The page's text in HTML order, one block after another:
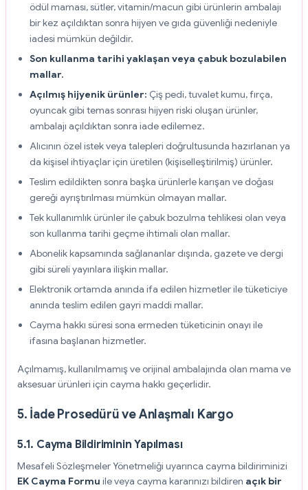
ödül maması, sütler, vitamin/macun gibi ürünlerin ambalajı
bir kez açıldıktan sonra hijyen ve gıda güvenliği nedeniyle
iadesi mümkün değildir.
Son kullanma tarihi yaklaşan veya çabuk bozulabilen
mallar.
Açılmış hijyenik ürünler: Çiş pedi, tuvalet kumu, fırça,
oyuncak gibi temas sonrası hijyen riski oluşan ürünler,
ambalajı açıldıktan sonra iade edilemez.
Alıcının özel istek veya talepleri doğrultusunda hazırlanan ya
da kişisel ihtiyaçlar için üretilen (kişiselleştirilmiş) ürünler.
Teslim edildikten sonra başka ürünlerle karışan ve doğası
gereği ayrıştırılması mümkün olmayan mallar.
Tek kullanımlık ürünler ile çabuk bozulma tehlikesi olan veya
son kullanma tarihi geçme ihtimali olan mallar.
Abonelik kapsamında sağlananlar dışında, gazete ve dergi
gibi süreli yayınlara ilişkin mallar.
Elektronik ortamda anında ifa edilen hizmetler ile tüketiciye
anında teslim edilen gayri maddi mallar.
Cayma hakkı süresi sona ermeden tüketicinin onayı ile
ifasına başlanan hizmetler.
Açılmamış, kullanılmamış ve orijinal ambalajında olan mama ve
aksesuar ürünleri için cayma hakkı geçerlidir.
5. İade Prosedürü ve Anlaşmalı Kargo
5.1. Cayma Bildiriminin Yapılması
Mesafeli Sözleşmeler Yönetmeliği uyarınca cayma bildiriminizi
EK Cayma Formu ile veya cayma kararınızı bildiren açık bir